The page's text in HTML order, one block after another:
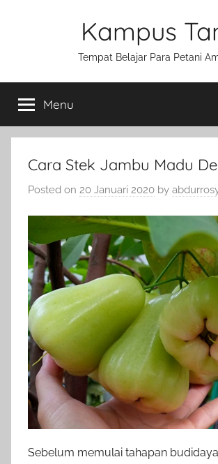
Kampus
Tempat Belajar Para Petani
Menu
Cara Stek Jambu Madu
Posted on 20 Januari 2020 by
Sebelum memulai tahapan